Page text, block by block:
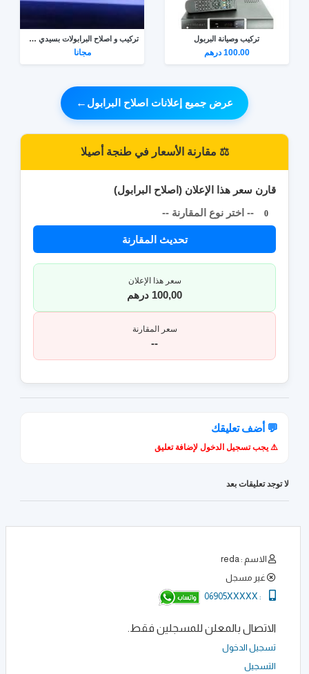
تركيب وصيانة البربول
100.00 درهم
تركيب و اصلاح البرابولات بسيدي علال البحراوي
مجانا
عرض جميع إعلانات اصلاح البرابول ←
⚖️ مقارنة الأسعار في طنجة أصيلا
قارن سعر هذا الإعلان (اصلاح البرابول)
-- اختر نوع المقارنة --
0
تحديث المقارنة
سعر هذا الإعلان
100,00 درهم
سعر المقارنة
--
💬 أضف تعليقك
⚠️ يجب تسجيل الدخول لإضافة تعليق
لا توجد تعليقات بعد
الاسم : reda
غير مسجل
:
06905XXXXX
الاتصال بالمعلن للمسجلين فقط.
تسجيل الدخول
التسجيل